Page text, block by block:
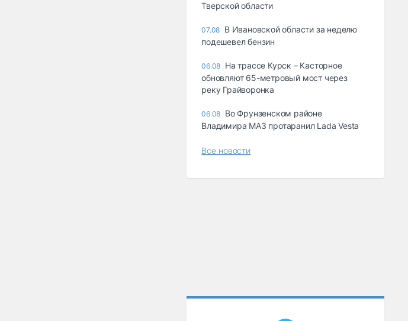
Тверской области
07.08 В Ивановской области за неделю
подешевел бензин
06.08 На трассе Курск – Касторное
обновляют 65-метровый мост через
реку Грайворонка
06.08 Во Фрунзенском районе
Владимира МАЗ протаранил Lada Vesta
Все новости